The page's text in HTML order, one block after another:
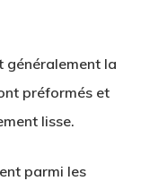
généralement la
préformés et
lisse.
parmi les